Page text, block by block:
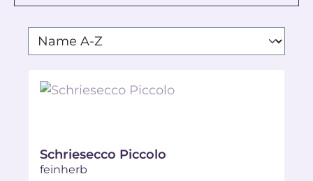
Schriesecco Piccolo
feinherb